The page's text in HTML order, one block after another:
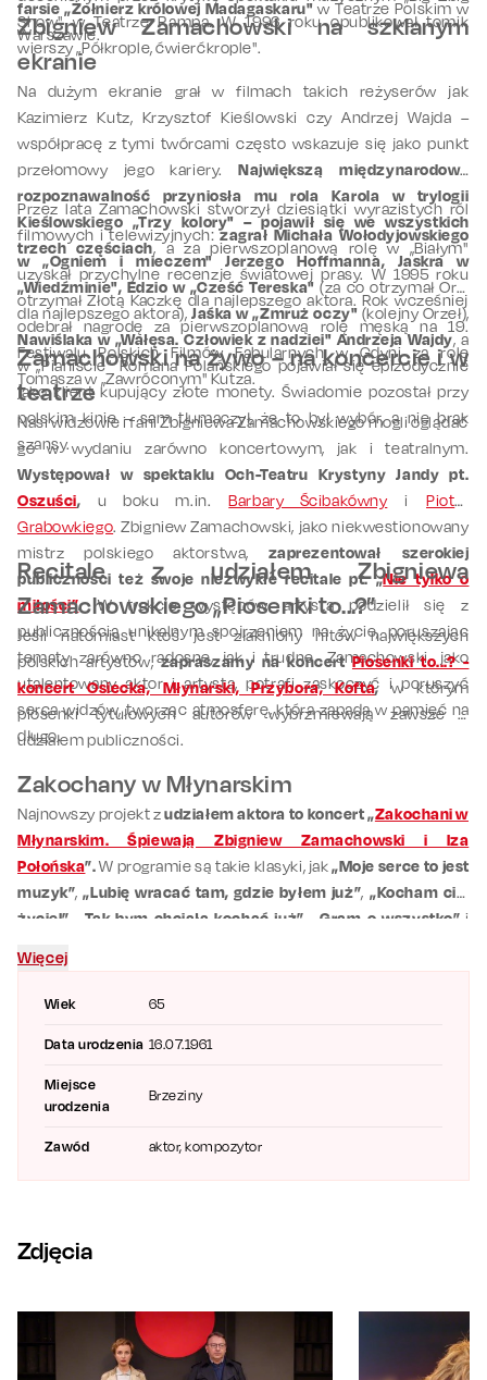
Wiek 65
Data urodzenia 16.07.1961
Miejsce
urodzenia
Brzeziny
Zawód aktor, kompozytor
Show" w Teatrze Rampa. W 1996 roku opublikował tomik
wierszy „Półkrople, ćwierćkrople".
farsie „Żołnierz królowej Madagaskaru" w Teatrze Polskim w
Warszawie.
Zbigniew Zamachowski na szklanym
ekranie
Na dużym ekranie grał w filmach takich reżyserów jak
Kazimierz Kutz, Krzysztof Kieślowski czy Andrzej Wajda –
współpracę z tymi twórcami często wskazuje się jako punkt
przełomowy jego kariery. Największą międzynarodową
rozpoznawalność przyniosła mu rola Karola w trylogii
Kieślowskiego „Trzy kolory" – pojawił się we wszystkich
trzech częściach, a za pierwszoplanową rolę w „Białym"
uzyskał przychylne recenzje światowej prasy. W 1995 roku
otrzymał Złotą Kaczkę dla najlepszego aktora. Rok wcześniej
odebrał nagrodę za pierwszoplanową rolę męską na 19.
Festiwalu Polskich Filmów Fabularnych w Gdyni za rolę
Tomasza w „Zawróconym" Kutza.
Przez lata Zamachowski stworzył dziesiątki wyrazistych ról
filmowych i telewizyjnych:zagrał Michała Wołodyjowskiego
w „Ogniem i mieczem" Jerzego Hoffmanna, Jaskra w
„Wiedźminie", Edzio w „Cześć Tereska" (za co otrzymał Orła
dla najlepszego aktora), Jaśka w „Zmruż oczy" (kolejny Orzeł),
Nawiślaka w „Wałęsa. Człowiek z nadziei" Andrzeja Wajdy, a
w „Pianiście" Romana Polańskiego pojawiał się epizodycznie
jako klient kupujący złote monety. Świadomie pozostał przy
polskim kinie – sam tłumaczył, że to był wybór, a nie brak
szansy.
Zamachowski na żywo – na koncercie i w
teatrze
Nasi widzowie i fani Zbigniewa Zamachowskiego mogli oglądać
go w wydaniu zarówno koncertowym, jak i teatralnym.
Występował w spektaklu Och-Teatru Krystyny Jandy pt.
Oszuści, u boku m.in.Barbary ŚcibakównyiPiotra
Grabowkiego. Zbigniew Zamachowski, jako niekwestionowany
mistrz polskiego aktorstwa, zaprezentował szerokiej
publiczności też swoje niezwykłe recitale pt. „Nie tylko o
miłości”.W trakcie występów artysta podzielił się z
publicznością unikalnym spojrzeniem na życie, poruszając
tematy zarówno radosne, jak i trudne. Zamachowski, jako
utalentowany aktor i artysta, potrafi zaskoczyć i poruszyć
serca widzów, tworząc atmosferę, która zapada w pamięć na
długo.
Recitale z udziałem Zbigniewa
Zamachowskiego „Piosenki to...?”
Jeśli natomiast ktoś jest złakniony hitów największych
polskich artystów,zapraszamy na koncertPiosenki to...? -
koncert Osiecka, Młynarski, Przybora, Kofta,w którym
piosenki tytułowych autorów wybrzmiewają zawsze z
udziałem publiczności.
Zakochany w Młynarskim
Najnowszy projekt zudziałem aktora to koncert „Zakochani w
Młynarskim. Śpiewają Zbigniew Zamachowski i Iza
Połońska”.W programie są takie klasyki, jak„Moje serce to jest
muzyk”,„Lubię wracać tam, gdzie byłem już”,„Kocham cię,
życie!”
„Tak bym chciała kochać już” „Gram o wszystko” i
Wojciechem Młynarskim. Z koleiIza Połońskawychowywała
się na piosenkach mistrza. Razem tworzą dialog, w którym role
Więcej
Zdjęcia